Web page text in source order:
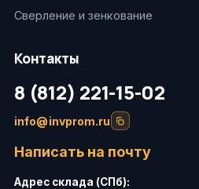
Сверление и зенкование
Контакты
8 (812) 221-15-02
info@invprom.ru
Написать на почту
Адрес склада (СПб):